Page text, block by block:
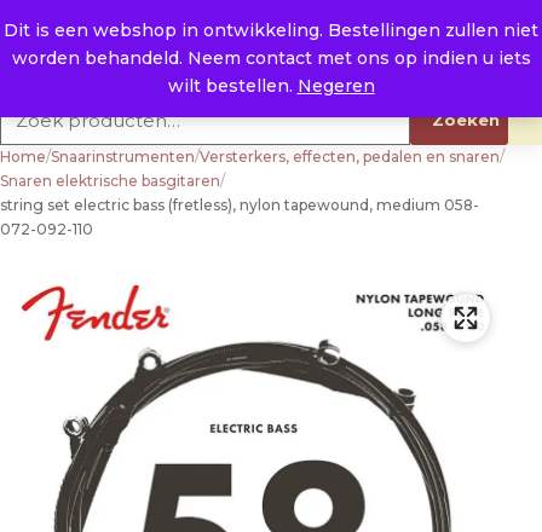
Dit is een webshop in ontwikkeling. Bestellingen zullen niet
worden behandeld. Neem contact met ons op indien u iets
wilt bestellen. Negeren
E. info@raysland.nl
Productcategorieën
Zoeken
Home/Snaarinstrumenten/Versterkers, effecten, pedalen en snaren/
Snaren elektrische basgitaren/
string set electric bass (fretless), nylon tapewound, medium 058-
072-092-110